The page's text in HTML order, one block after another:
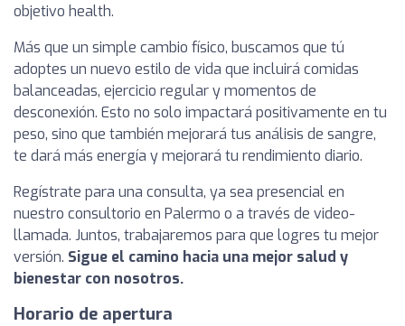
objetivo health.
Más que un simple cambio físico, buscamos que tú
adoptes un nuevo estilo de vida que incluirá comidas
balanceadas, ejercicio regular y momentos de
desconexión. Esto no solo impactará positivamente en tu
peso, sino que también mejorará tus análisis de sangre,
te dará más energía y mejorará tu rendimiento diario.
Regístrate para una consulta, ya sea presencial en
nuestro consultorio en Palermo o a través de video-
llamada. Juntos, trabajaremos para que logres tu mejor
versión. Sigue el camino hacia una mejor salud y
bienestar con nosotros.
Horario de apertura